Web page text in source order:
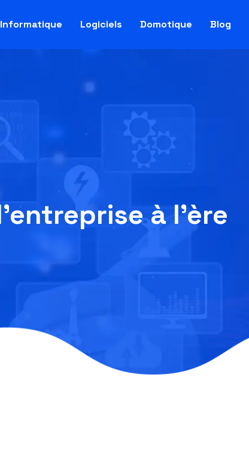
Informatique Logiciels Domotique Blog
à l’ère